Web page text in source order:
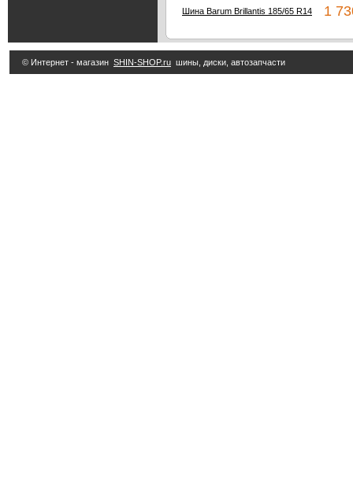
Шина Barum Brillantis 185/65 R14 1
© Интернет - магазин SHIN-SHOP.ru шины, диски, автозапчасти